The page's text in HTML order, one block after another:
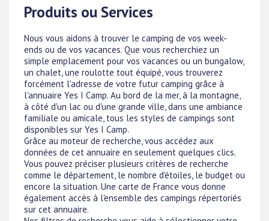
Produits ou Services
Nous vous aidons à trouver le camping de vos week-
ends ou de vos vacances. Que vous recherchiez un
simple emplacement pour vos vacances ou un bungalow,
un chalet, une roulotte tout équipé, vous trouverez
forcément l'adresse de votre futur camping grâce à
l'annuaire Yes I Camp. Au bord de la mer, à la montagne,
à côté d'un lac ou d'une grande ville, dans une ambiance
familiale ou amicale, tous les styles de campings sont
disponibles sur Yes I Camp.
Grâce au moteur de recherche, vous accédez aux
données de cet annuaire en seulement quelques clics.
Vous pouvez préciser plusieurs critères de recherche
comme le département, le nombre d'étoiles, le budget ou
encore la situation. Une carte de France vous donne
également accès à l'ensemble des campings répertoriés
sur cet annuaire.